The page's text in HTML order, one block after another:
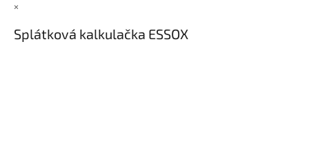
×
Splátková kalkulačka ESSOX